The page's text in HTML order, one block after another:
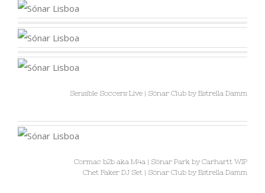
Sensible Soccers Live | Sónar Club by Estrella Damm
Cormac b2b aka M4a | Sónar Park by Carhartt WIP
Chet Faker DJ Set | Sónar Club by Estrella Damm